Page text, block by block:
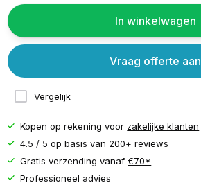
In winkelwagen
Vergelijk
Vraag offerte aan
Kopen op rekening voor zakelijke klanten
4.5 / 5 op basis van 200+ reviews
Gratis verzending vanaf€70*
Professioneel advies